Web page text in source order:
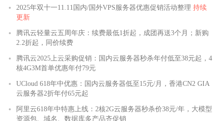
2025年双十一11.11国内/国外VPS服务器优惠促销活动整理 持续
更新
腾讯云轻量云五周年庆：续费最低1折起，成团再送3个月；新购
2.2折起，同价续费
腾讯云2025上云采购促销：国内云服务器秒杀年付低至38元起，4
核4G3M首单优惠年付79元
UCloud 618年中优惠：国内云服务器低至15元/月，香港CN2 GIA
云服务器2折年付65元起
阿里云618年中特惠上线：2核2G云服务器秒杀价38元/年，大模型
资源包、域名、数据库多产品齐促销